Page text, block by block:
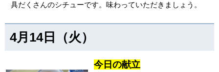
具だくさんのシチューです。味わっていただきましょう。
4月14日（火）
今日の献立